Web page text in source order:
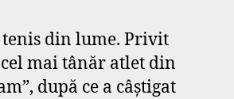
din lume. Privit
mai tânăr atlet din
după ce a câştigat